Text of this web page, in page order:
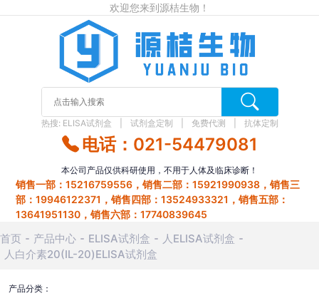
欢迎您来到源桔生物！
热搜: ELISA试剂盒 试剂盒定制 免费代测 抗体定制
电话：021-54479081
本公司产品仅供科研使用，不用于人体及临床诊断！
销售一部：15216759556，销售二部：15921990938，销售三
部：19946122371，销售四部：13524933321，销售五部：
13641951130，销售六部：17740839645
首页 产品中心 ELISA试剂盒
人ELISA试剂盒
人白介素20(IL-20)ELISA试剂盒
产品分类：